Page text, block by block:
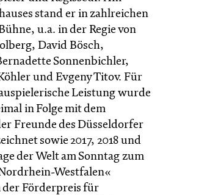
stand er in zahlreichen
u.a. in der Regie von
David Bösch,
Sonnenbichler,
und Evgeny Titov. Für
Leistung wurde
in Folge mit dem
Freunde des Düsseldorfer
sowie 2017, 2018 und
der Welt am Sonntag zum
Westfalen«
der Förderpreis für